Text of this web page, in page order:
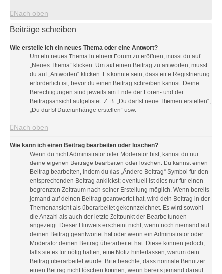
Nach oben
Beiträge schreiben
Wie erstelle ich ein neues Thema oder eine Antwort?
Um ein neues Thema in einem Forum zu eröffnen, musst du auf
„Neues Thema“ klicken. Um auf einen Beitrag zu antworten, musst
du auf „Antworten“ klicken. Es könnte sein, dass eine Registrierung
erforderlich ist, bevor du einen Beitrag schreiben kannst. Deine
Berechtigungen sind jeweils am Ende der Foren- und der
Beitragsansicht aufgelistet. Z. B. „Du darfst neue Themen erstellen“,
„Du darfst Dateianhänge erstellen“ usw.
Nach oben
Wie kann ich einen Beitrag bearbeiten oder löschen?
Wenn du nicht Administrator oder Moderator bist, kannst du nur
deine eigenen Beiträge bearbeiten oder löschen. Du kannst einen
Beitrag bearbeiten, indem du das „Ändere Beitrag“-Symbol für den
entsprechenden Beitrag anklickst; eventuell ist dies nur für einen
begrenzten Zeitraum nach seiner Erstellung möglich. Wenn bereits
jemand auf deinen Beitrag geantwortet hat, wird dein Beitrag in der
Themenansicht als überarbeitet gekennzeichnet. Es wird sowohl
die Anzahl als auch der letzte Zeitpunkt der Bearbeitungen
angezeigt. Dieser Hinweis erscheint nicht, wenn noch niemand auf
deinen Beitrag geantwortet hat oder wenn ein Administrator oder
Moderator deinen Beitrag überarbeitet hat. Diese können jedoch,
falls sie es für nötig halten, eine Notiz hinterlassen, warum dein
Beitrag überarbeitet wurde. Bitte beachte, dass normale Benutzer
einen Beitrag nicht löschen können, wenn bereits jemand darauf